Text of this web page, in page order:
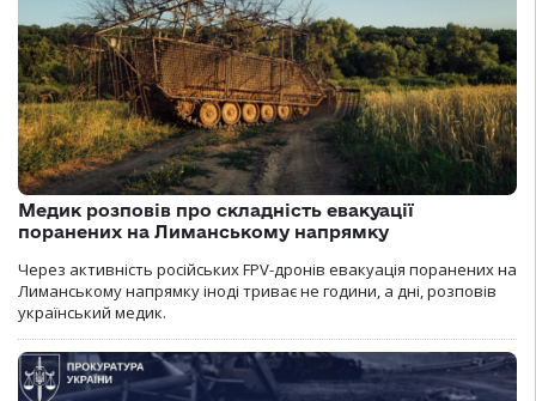
Медик розповів про складність евакуації
поранених на Лиманському напрямку
Через активність російських FPV-дронів евакуація поранених на
Лиманському напрямку іноді триває не години, а дні, розповів
український медик.